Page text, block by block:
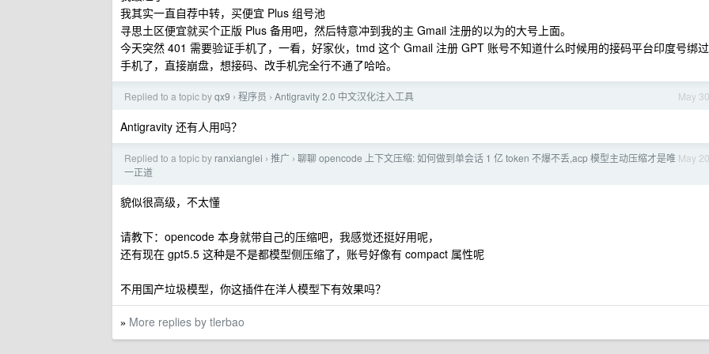
我其实一直自荐中转，买便宜 Plus 组号池
寻思土区便宜就买个正版 Plus 备用吧，然后特意冲到我的主 Gmail 注册的以为的大号上面。
今天突然 401 需要验证手机了，一看，好家伙，tmd 这个 Gmail 注册 GPT 账号不知道什么时候用的接码平台印度号绑过
手机了，直接崩盘，想接码、改手机完全行不通了哈哈。
May 30
Replied to a topic byqx9 › 程序员 › Antigravity 2.0 中文汉化注入工具
Antigravity 还有人用吗？
May 20
Replied to a topic by ranxianglei › 推广 › 聊聊 opencode 上下文压缩: 如何做到单会话 1 亿 token 不爆不丢,acp 模型主动压缩才是唯
一正道
貌似很高级，不太懂
请教下：opencode 本身就带自己的压缩吧，我感觉还挺好用呢，
还有现在 gpt5.5 这种是不是都模型侧压缩了，账号好像有 compact 属性呢
不用国产垃圾模型，你这插件在洋人模型下有效果吗？
» More replies by tlerbao